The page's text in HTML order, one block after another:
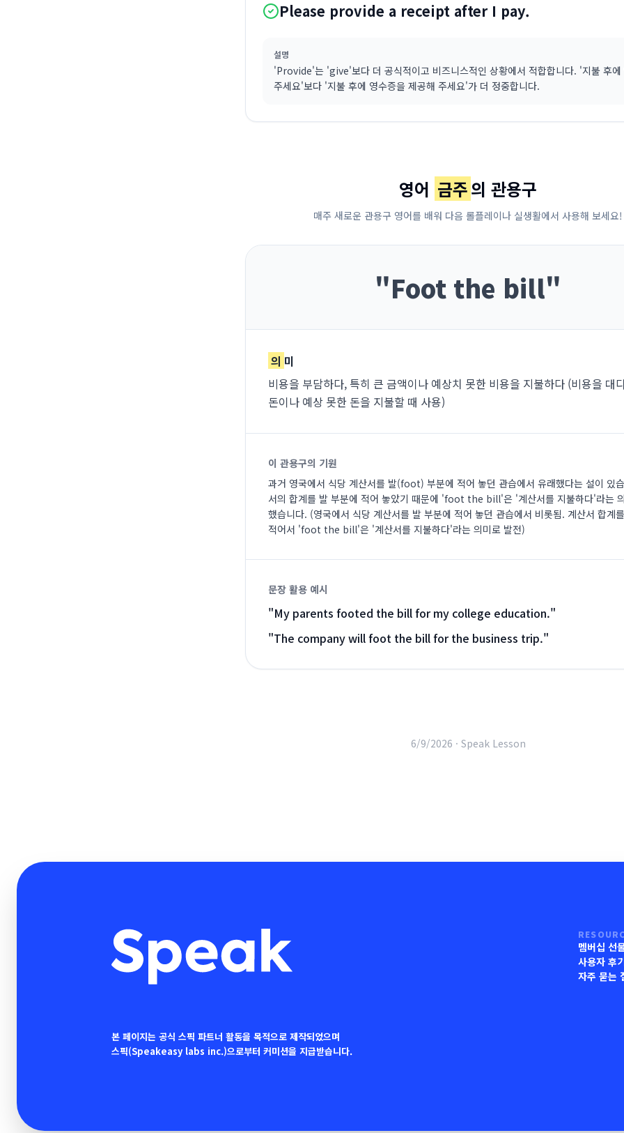
Please provide a receipt after I pay.
설명
'Provide'는 'give'보다 더 공식적이고 비즈니스적인 상황에서 적합합니다. '지불 후에
주세요'보다 '지불 후에 영수증을 제공해 주세요'가 더 정중합니다.
영어 금주의 관용구
매주 새로운 관용구 영어를 배워 다음 롤플레이나 실생활에서 사용해 보세요!
"Foot the bill"
의 미
비용을 부담하다, 특히 큰 금액이나 예상치 못한 비용을 지불하다 (비용을 대
돈이나 예상 못한 돈을 지불할 때 사용)
이 관용구의 기원
과거 영국에서 식당 계산서를 발(foot) 부분에 적어 놓던 관습에서 유래했다는 설이 있
서의 합계를 발 부분에 적어 놓았기 때문에 'foot the bill'은 '계산서를 지불하다'라는
했습니다. (영국에서 식당 계산서를 발 부분에 적어 놓던 관습에서 비롯됨. 계산서 합계
적어서 'foot the bill'은 '계산서를 지불하다'라는 의미로 발전)
문장 활용 예시
"My parents footed the bill for my college education."
"The company will foot the bill for the business trip."
6/9/2026 · Speak Lesson
본 페이지는 공식 스픽 파트너 활동을 목적으로 제작되었으며
스픽(Speakeasy labs inc.)으로부터 커미션을 지급받습니다.
멤버십 선
사용자 후
자주 묻는